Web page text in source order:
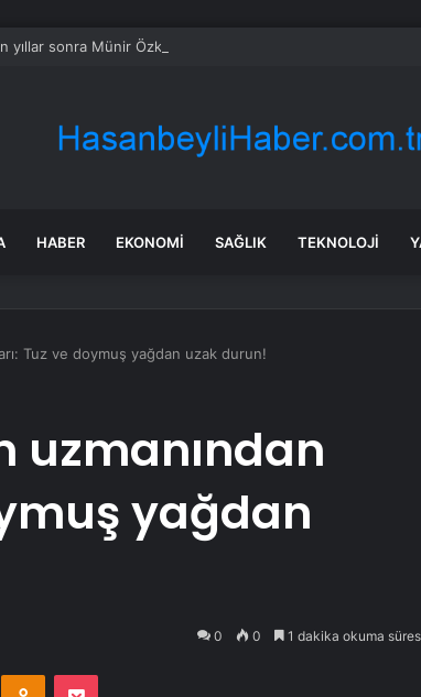
yıllar sonra Münir Özkul ile neden boşandıklarını anlattı:
HABER EKONOMI SAĞLIK TEKNOLOJI
Tuz ve doymuş yağdan uzak durun!
uzmanından
yağdan
0 0 1 dakika okuma
Odnoklassniki
Pocket